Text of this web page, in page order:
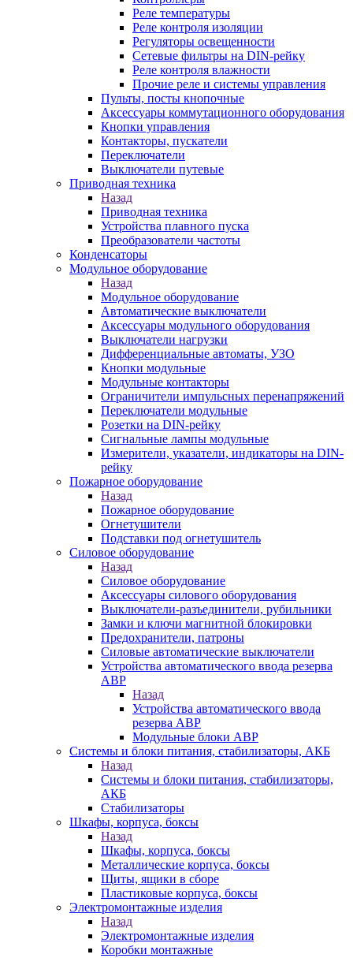
Реле температуры
Реле контроля изоляции
Регуляторы освещенности
Сетевые фильтры на DIN-рейку
Реле контроля влажности
Прочие реле и системы управления
Пульты, посты кнопочные
Аксессуары коммутационного оборудования
Кнопки управления
Контакторы, пускатели
Переключатели
Выключатели путевые
Приводная техника
Назад
Приводная техника
Устройства плавного пуска
Преобразователи частоты
Конденсаторы
Модульное оборудование
Назад
Модульное оборудование
Автоматические выключатели
Аксессуары модульного оборудования
Выключатели нагрузки
Дифференциальные автоматы, УЗО
Кнопки модульные
Модульные контакторы
Ограничители импульсных перенапряжений
Переключатели модульные
Розетки на DIN-рейку
Сигнальные лампы модульные
Измерители, указатели, индикаторы на DIN-
рейку
Пожарное оборудование
Назад
Пожарное оборудование
Огнетушители
Подставки под огнетушитель
Силовое оборудование
Назад
Силовое оборудование
Аксессуары силового оборудования
Выключатели-разъединители, рубильники
Замки и ключи магнитной блокировки
Предохранители, патроны
Силовые автоматические выключатели
Устройства автоматического ввода резерва
АВР
Назад
Устройства автоматического ввода
резерва АВР
Модульные блоки АВР
Системы и блоки питания, стабилизаторы, АКБ
Назад
Системы и блоки питания, стабилизаторы,
АКБ
Стабилизаторы
Шкафы, корпуса, боксы
Назад
Шкафы, корпуса, боксы
Металлические корпуса, боксы
Щиты, ящики в сборе
Пластиковые корпуса, боксы
Электромонтажные изделия
Назад
Электромонтажные изделия
Коробки монтажные